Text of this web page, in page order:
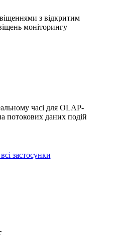
з відкритим
моніторингу
часі для OLAP-
потокових даних подій
застосунки